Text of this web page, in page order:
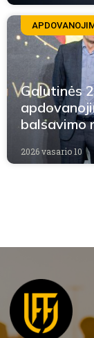
Galutinės
balsavimo
2026 vasario 10